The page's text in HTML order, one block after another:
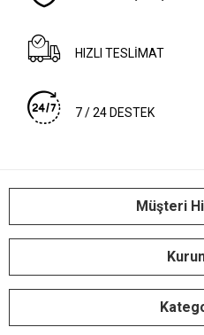
HIZLI TESLİMAT
7 / 24 DESTEK
Müşteri